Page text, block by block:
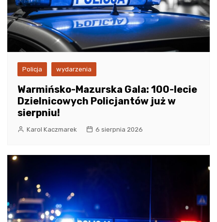
Policja wydarzenia
Warmińsko-Mazurska Gala: 100-lecie
Dzielnicowych Policjantów już w
sierpniu!
Karol Kaczmarek 6 sierpnia 2026